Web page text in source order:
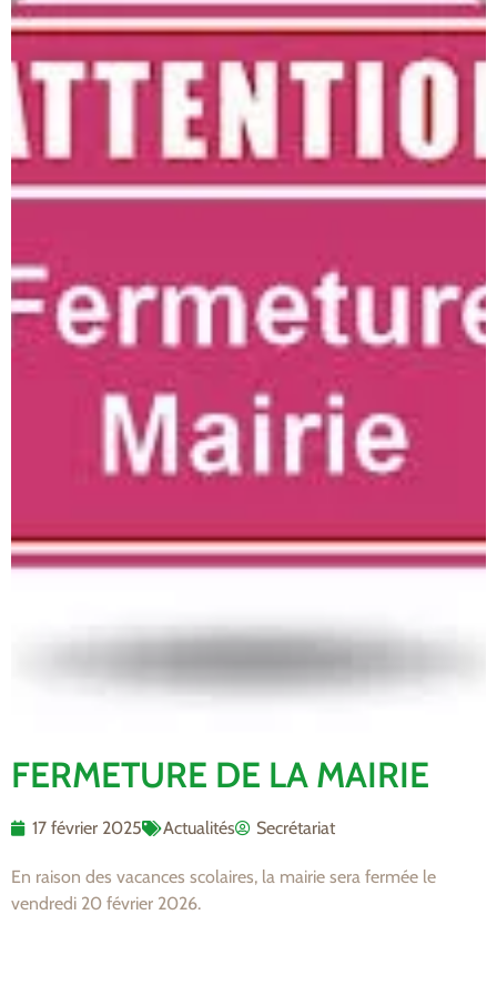
FERMETURE DE LA MAIRIE
17 février 2025 Actualités Secrétariat
En raison des vacances scolaires, la mairie sera fermée le
vendredi 20 février 2026.